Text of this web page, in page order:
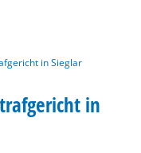
in Sieglar
in